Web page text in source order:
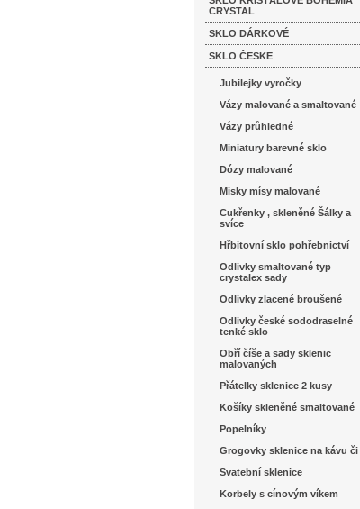
CRYSTAL
SKLO DÁRKOVÉ
SKLO ČESKE
Jubilejky vyročky
Vázy malované a smaltované
Vázy průhledné
Miniatury barevné sklo
Dózy malované
Misky mísy malované
Cukřenky , skleněné Šálky a
svíce
Hřbitovní sklo pohřebnictví
Odlivky smaltované typ
crystalex sady
Odlivky zlacené broušené
Odlivky české sododraselné
tenké sklo
Obří číše a sady sklenic
malovaných
Přátelky sklenice 2 kusy
Košíky skleněné smaltované
Popelníky
Grogovky sklenice na kávu či
Svatební sklenice
Korbely s cínovým víkem